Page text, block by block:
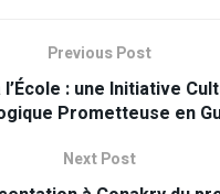
Previous Post
l’École : une Initiative
Prometteuse en
Next Post